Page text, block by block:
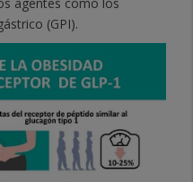
(GPI).